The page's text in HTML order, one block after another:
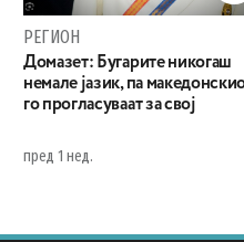
РЕГИОН
Домазет: Бугарите никогаш
немале јазик, па
го прогласуваат за свој
пред 1 нед.